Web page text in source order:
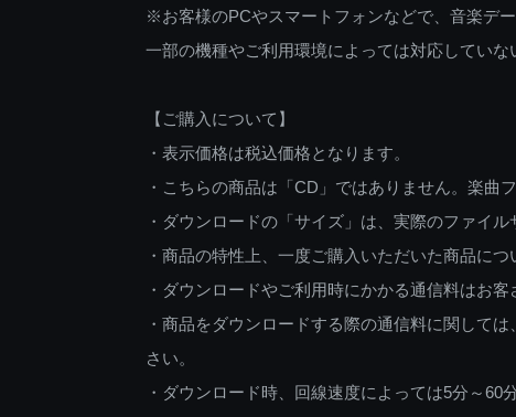
※お客様のPCやスマートフォンなどで、音楽デ
一部の機種やご利用環境によっては対応していな
【ご購入について】
・表示価格は税込価格となります。
・こちらの商品は「CD」ではありません。楽曲
・ダウンロードの「サイズ」は、実際のファイル
・商品の特性上、一度ご購入いただいた商品に
・ダウンロードやご利用時にかかる通信料はお客
・商品をダウンロードする際の通信料に関して
さい。
・ダウンロード時、回線速度によっては5分～60